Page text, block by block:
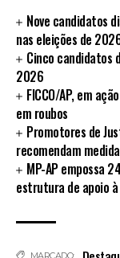
Nove candidatos
nas eleições de
Cinco candidatos
2026
FICCO/AP, em
em roubos
Promotores de
recomendam
MP-AP empossa
estrutura de apoio
MARCADO: